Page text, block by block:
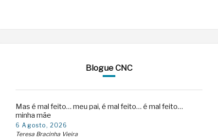
Blogue CNC
Mas é mal feito… meu pai, é mal feito… é mal feito…
minha mãe
6 Agosto, 2026
Teresa Bracinha Vieira